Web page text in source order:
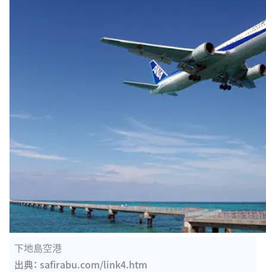
下地島空港
出典： safirabu.com/link4.htm